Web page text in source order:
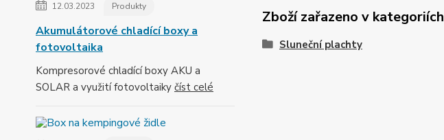
12.03.2023 Produkty
Akumulátorové chladící boxy a
fotovoltaika
Kompresorové chladící boxy AKU a
SOLAR a využití fotovoltaiky číst celé
Zboží zařazeno v kategoriích
Sluneční plachty